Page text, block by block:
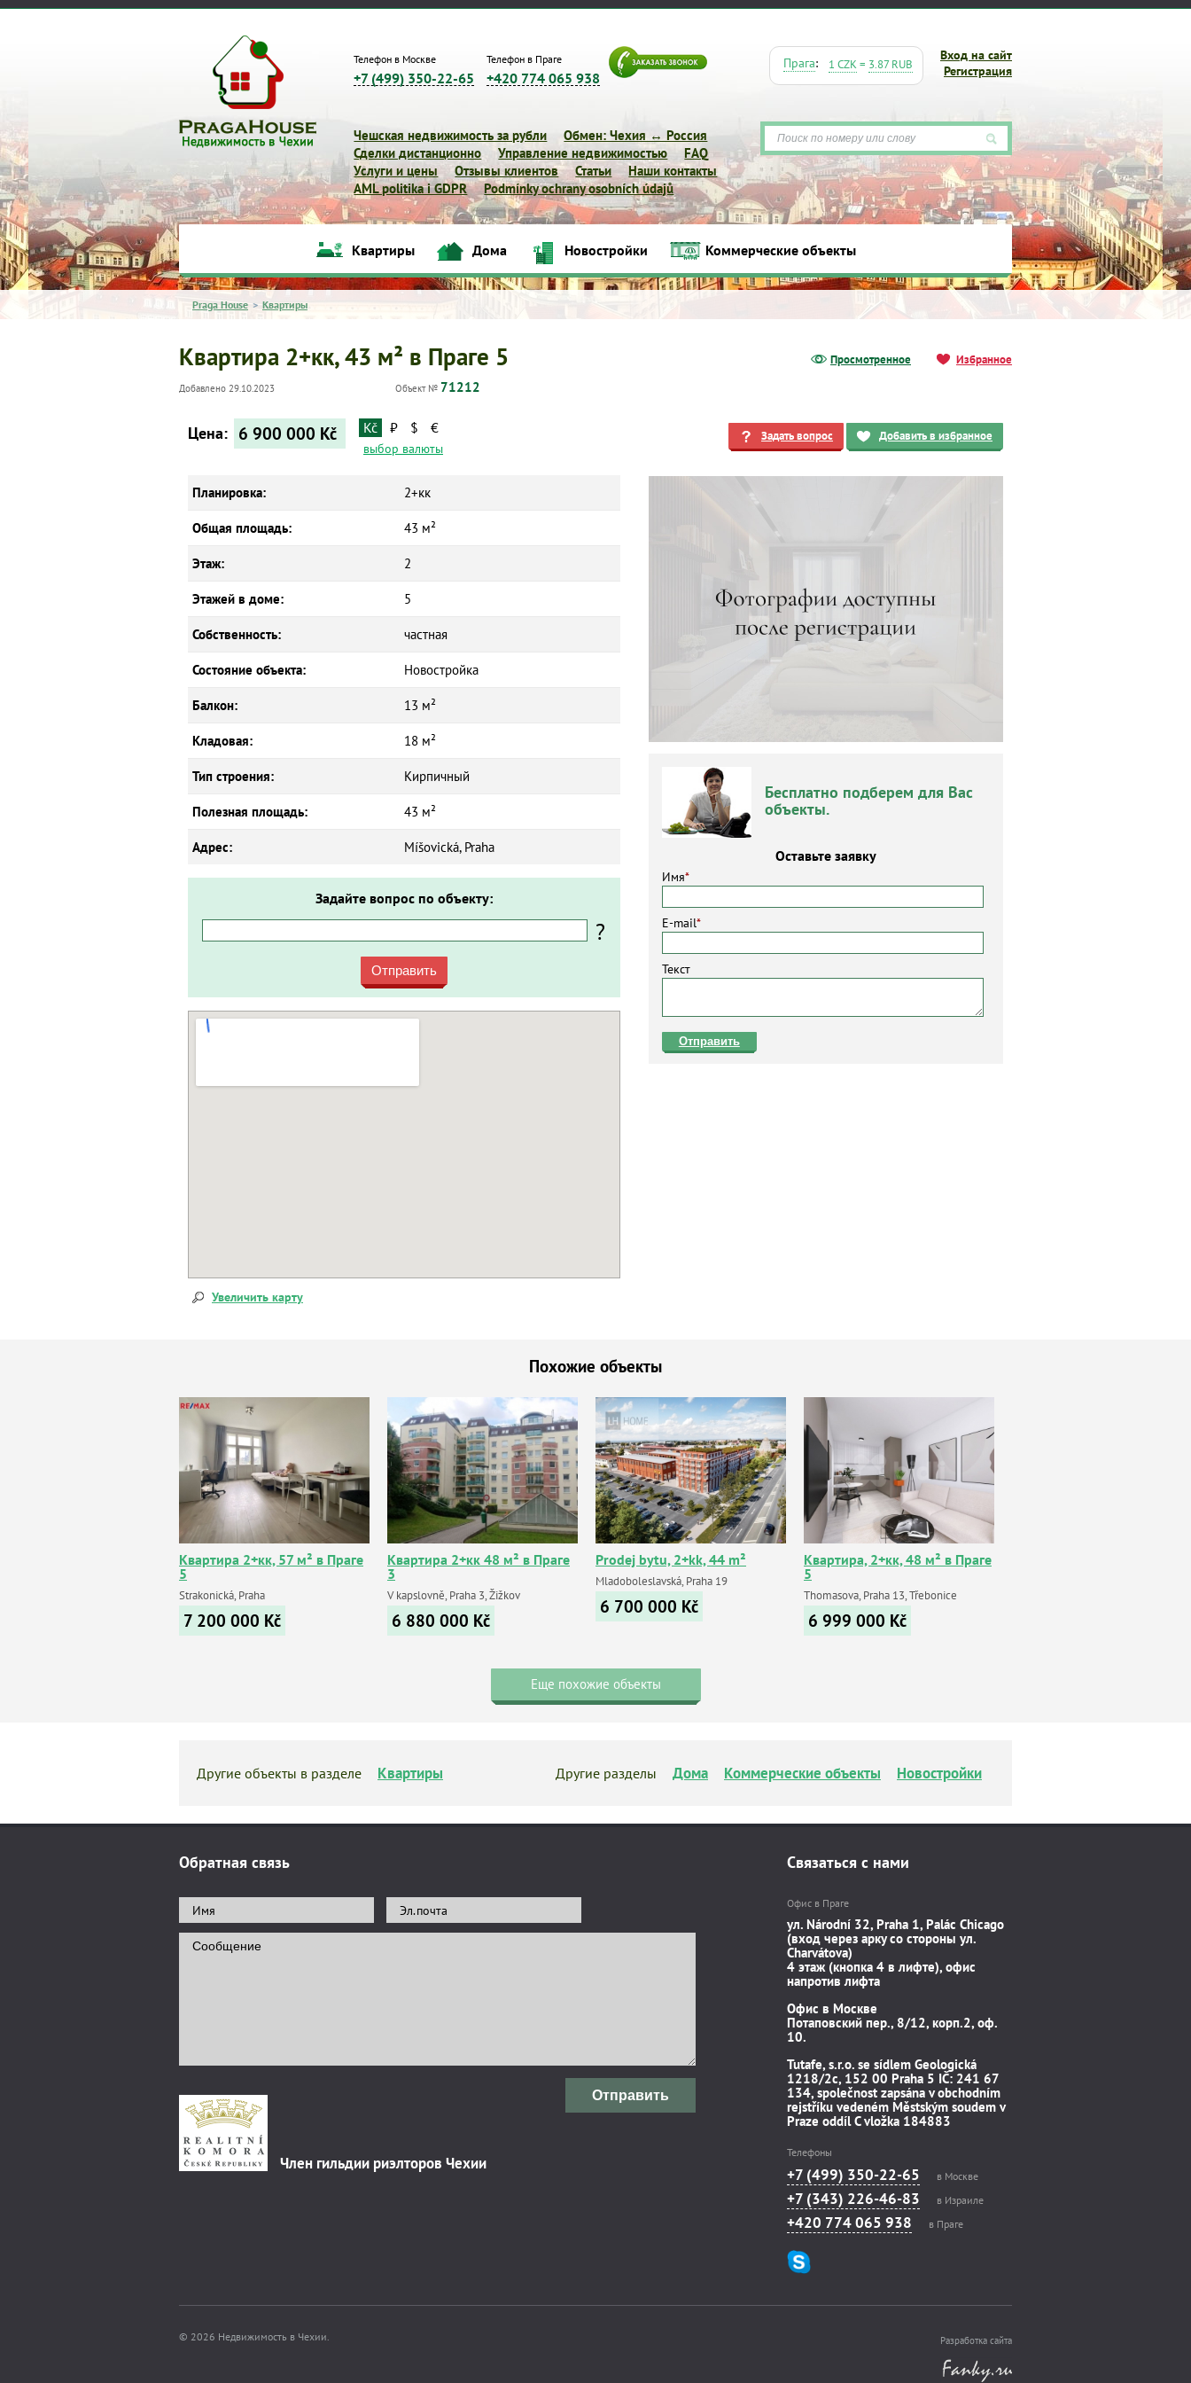
Телефон в Москве
+7 (499) 350-22-65
Телефон в Праге
+420 774 065 938
Вход на сайт
Регистрация
Прага: 1 CZK= 3.87 RUB
Чешская недвижимость за рубли
Обмен: Чехия ↔ Россия
Сделки дистанционно
Управление недвижимостью
FAQ
Услуги и цены
Отзывы клиентов Статьи
Наши контакты
AML politika i GDPR
Podmínky ochrany osobních údajů
Квартиры Дома Новостройки Коммерческие объекты
Квартиры Дома Новостройки Коммерческие объекты
Praga House > Квартиры
Просмотренное Избранное
Квартира 2+кк, 43 м² в Праге 5
Добавлено 29.10.2023 Объект № 71212
Задать вопрос Добавить в избранное
Бесплатно подберем для Вас
объекты.
Оставьте заявку
Имя*
E-mail*
Текст
Отправить
Цена: 6 900 000 Kč Kč ₽ $ €
выбор валюты
Планировка: 2+кк
Общая площадь: 43 м²
Этаж: 2
Этажей в доме: 5
Собственность: частная
Состояние объекта: Новостройка
Балкон: 13 м²
Кладовая: 18 м²
Тип строения: Кирпичный
Полезная площадь: 43 м²
Адрес: Míšovická, Praha
Задайте вопрос по объекту:
?
Отправить
Увеличить карту
Похожие объекты
Квартира 2+кк, 57 м² в Праге
5
Strakonická, Praha
7 200 000 Kč
Квартира 2+кк 48 м² в Праге
3
V kapslovně, Praha 3, Žižkov
6 880 000 Kč
Prodej bytu, 2+kk, 44 m²
Mladoboleslavská, Praha 19
6 700 000 Kč
Квартира, 2+кк, 48 м² в Праге
5
Thomasova, Praha 13, Třebonice
6 999 000 Kč
Еще похожие объекты
Другие объекты в разделе Квартиры Другие разделы Дома Коммерческие объекты Новостройки
Обратная связь
Отправить
Член гильдии риэлторов Чехии
Связаться с нами
Офис в Праге
ул. Národní 32, Praha 1, Palác Chicago
(вход через арку со стороны ул.
Charvátova)
4 этаж (кнопка 4 в лифте), офис
напротив лифта
Офис в Москве
Потаповский пер., 8/12, корп.2, оф.
10.
Tutafe, s.r.o. se sídlem Geologická
1218/2c, 152 00 Praha 5 IČ: 241 67
134, společnost zapsána v obchodním
rejstříku vedeném Městským soudem v
Praze oddíl C vložka 184883
Телефоны
+7 (499) 350-22-65 в Москве
+7 (343) 226-46-83 в Израиле
+420 774 065 938 в Праге
© 2026 Недвижимость в Чехии. Разработка сайта